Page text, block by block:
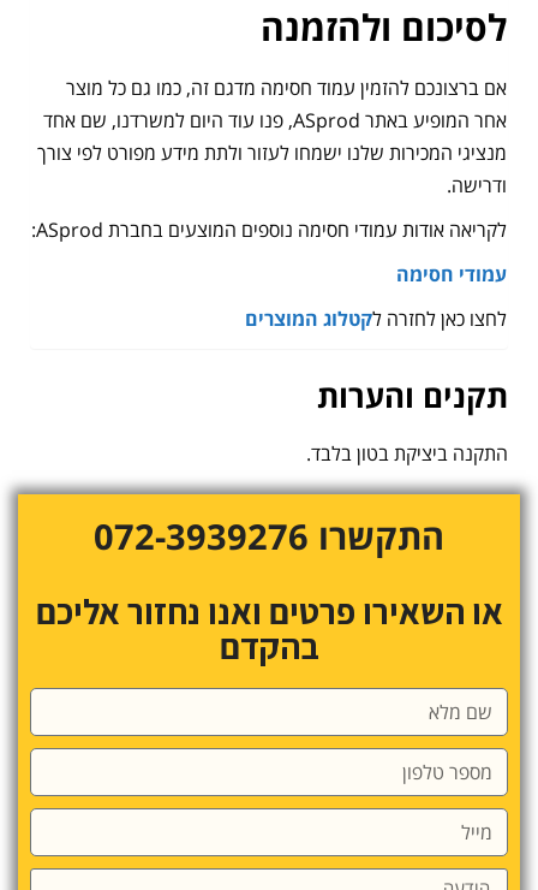
לסיכום ולהזמנה
אם ברצונכם להזמין עמוד חסימה מדגם זה, כמו גם כל מוצר
אחר המופיע באתר ASprod, פנו עוד היום למשרדנו, שם אחד
מנציגי המכירות שלנו ישמחו לעזור ולתת מידע מפורט לפי צורך
ודרישה.
לקריאה אודות עמודי חסימה נוספים המוצעים בחברת ASprod:
עמודי חסימה
לחצו כאן לחזרה לקטלוג המוצרים
תקנים והערות
התקנה ביציקת בטון בלבד.
התקשרו 072-3939276
או השאירו פרטים ואנו נחזור אליכם
בהקדם